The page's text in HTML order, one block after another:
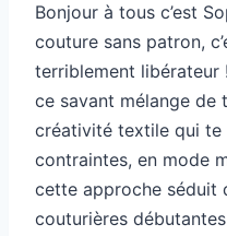
Bonjour à tous c’est
couture sans patron,
terriblement libérateur
ce savant mélange de
créativité textile qui te
contraintes, en mode
cette approche séduit
couturières